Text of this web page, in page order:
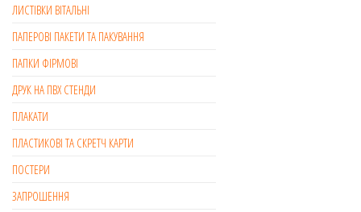
ЛИСТІВКИ ВІТАЛЬНІ
ПАПЕРОВІ ПАКЕТИ ТА ПАКУВАННЯ
ПАПКИ ФІРМОВІ
ДРУК НА ПВХ СТЕНДИ
ПЛАКАТИ
ПЛАСТИКОВІ ТА СКРЕТЧ КАРТИ
ПОСТЕРИ
ЗАПРОШЕННЯ